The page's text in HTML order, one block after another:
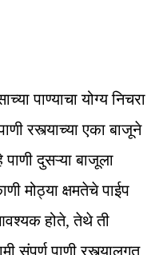
पाण्याचा योग्य निचरा
रस्त्याच्या एका बाजूने
दुसऱ्या बाजूला
मोठ्या क्षमतेचे पाईप
होते, तेथे ती
संपूर्ण पाणी रस्त्यालगत